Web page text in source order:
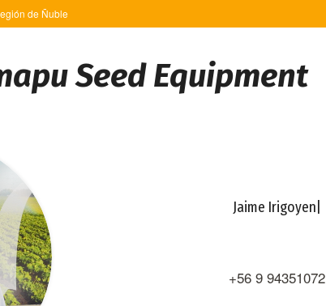
de Ñuble
Seed Equipment
Jaime Irigoyen
+56 9 94351072